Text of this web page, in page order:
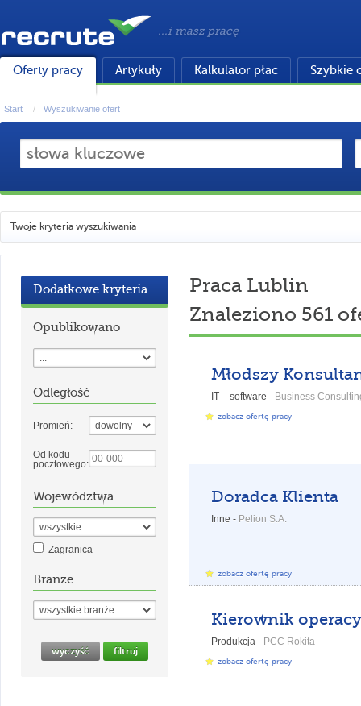
...i masz pracę
Oferty pracy Artykuły Kalkulator płac Szybkie
Start Wyszukiwanie ofert
Twoje kryteria wyszukiwania
Dodatkowe kryteria
Opublikowano
Odległość
Promień:
Od kodu
pocztowego:
Województwa
Zagranica
Branże
Praca Lublin
Znaleziono 561
IT – software - Business
zobacz ofertę pracy
Doradca Klienta
Inne - Pelion S.A.
zobacz ofertę pracy
Produkcja - PCC Rokita
zobacz ofertę pracy